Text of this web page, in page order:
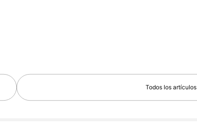
Todos los artículos